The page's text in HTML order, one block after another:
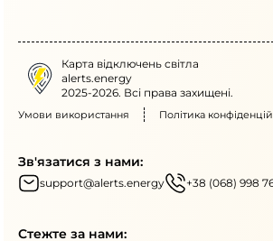
Карта відключень світла
alerts.energy
2025-2026. Всі права захищені.
Умови використання Політика
Зв'язатися з нами:
support@alerts.energy +38 (068) 998
Стежте за нами: